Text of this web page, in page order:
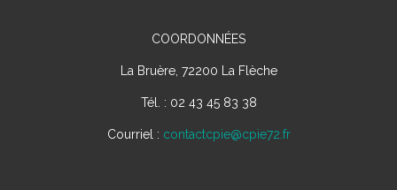
COORDONNÉES
La Bruère, 72200 La Flèche
Tél. : 02 43 45 83 38
Courriel : contactcpie@cpie72.fr